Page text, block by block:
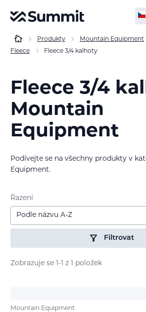
Produkty Mountain Equipment
Fleece
Fleece 3/4 kalhoty
Fleece 3/4
Mountain
Equipment
Podívejte se na všechny produkty v
Equipment.
Řazení
Podle názvu A-Z
Filtrovat
Zobrazuje se 1-1 z 1 položek
Mountain Equipment